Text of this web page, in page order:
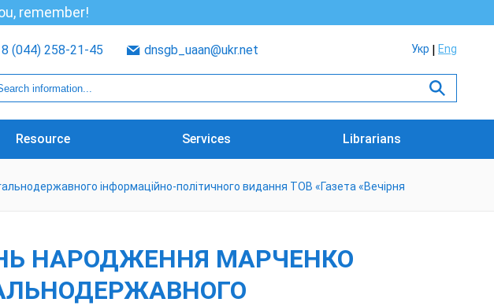
remember!
8 (044) 258-21-45 dnsgb_uaan@ukr.net Укр Eng
Resource Services Librarians
інформаційно-політичного видання ТОВ «Газета «Вечірня
НАРОДЖЕННЯ МАРЧЕНКО